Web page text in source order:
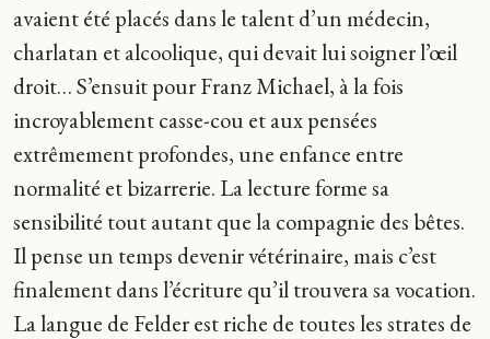
avaient été placés dans le talent d’un médecin,
charlatan et alcoolique, qui devait lui soigner l’œil
droit… S’ensuit pour Franz Michael, à la fois
incroyablement casse-cou et aux pensées
extrêmement profondes, une enfance entre
normalité et bizarrerie. La lecture forme sa
sensibilité tout autant que la compagnie des bêtes.
Il pense un temps devenir vétérinaire, mais c’est
finalement dans l’écriture qu’il trouvera sa vocation.
La langue de Felder est riche de toutes les strates de